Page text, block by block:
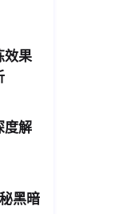
效果
度解
黑暗